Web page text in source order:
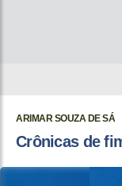
ARIMAR SOUZA DE SÁ
Crônicas de